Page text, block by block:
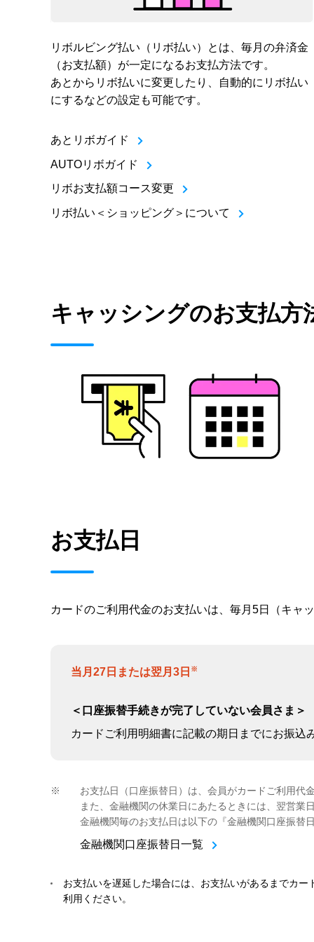
リボルビング払い（リボ払い）とは、毎月の弁済金
（お支払額）が一定になるお支払方法です。
あとからリボ払いに変更したり、自動的にリボ払い
にするなどの設定も可能です。
あとリボガイド
AUTOリボガイド
リボお支払額コース変更
リボ払い＜ショッピング＞について
キャッシングのお支払方
お支払日
カードのご利用代金のお支払いは、毎月5日（キャ
当月27日または翌月3日 ※
＜口座振替手続きが完了していない会員さま＞
カードご利用明細書に記載の期日までにお振込
※
お支払日（口座振替日）は、会員がカードご利用代
また、金融機関の休業日にあたるときには、翌営業
金融機関毎のお支払日は以下の『金融機関口座振替
金融機関口座振替日一覧
お支払いを遅延した場合には、お支払いがあるまでカ
利用ください。